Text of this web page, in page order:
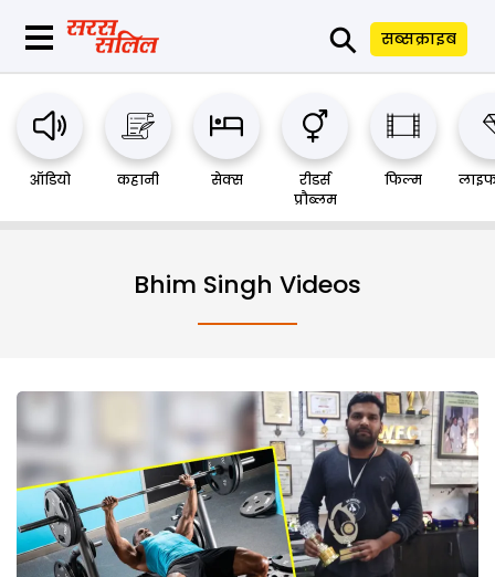
⚲ सब्सक्राइब
ऑडियो कहानी सेक्स
रीडर्स
प्रौब्लम
फिल्म
Bhim Singh Videos